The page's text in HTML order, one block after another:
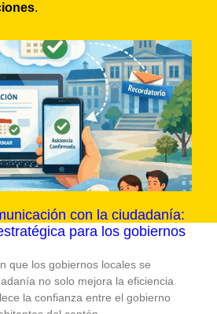
.
con la ciudadanía:
para los gobiernos
que los gobiernos locales se
no solo mejora la eficiencia
la confianza entre el gobierno